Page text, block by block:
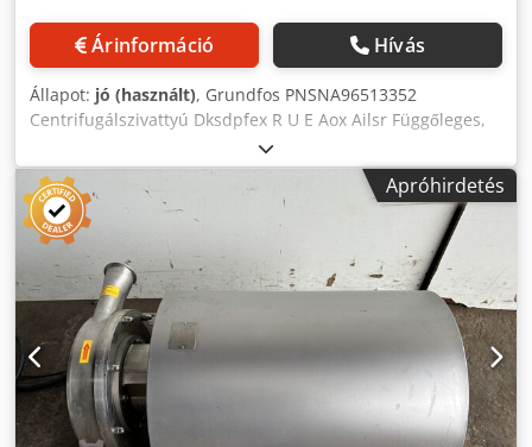
Árinformáció Hívás
Állapot: jó (használt), Grundfos PNSNA96513352
Centrifugálszivattyú Dksdpfex R U E Aox Ailsr Függőleges,
többlépcsős centrifugálszivattyú, azonos szintű (inline) be-
és kimeneti csatlakozásokkal. Részletes műszaki adatokért
lásd az adattáblát. 2 db raktáron.
Apróhirdetés